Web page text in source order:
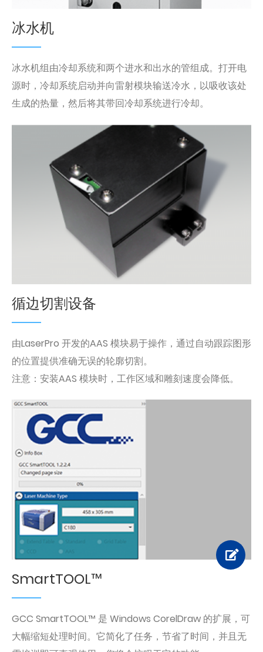
冰水机
冰水机组由冷却系统和两个进水和出水的管组成。打开电
源时，冷却系统启动并向雷射模块输送冷水，以吸收该处
生成的热量，然后将其带回冷却系统进行冷却。
循边切割设备
由LaserPro 开发的AAS 模块易于操作，通过自动跟踪图形
的位置提供准确无误的轮廓切割。
注意：安装AAS 模块时，工作区域和雕刻速度会降低。
SmartTOOL™
GCC SmartTOOL™ 是 Windows CorelDraw 的扩展，可
大幅缩短处理时间。它简化了任务，节省了时间，并且无